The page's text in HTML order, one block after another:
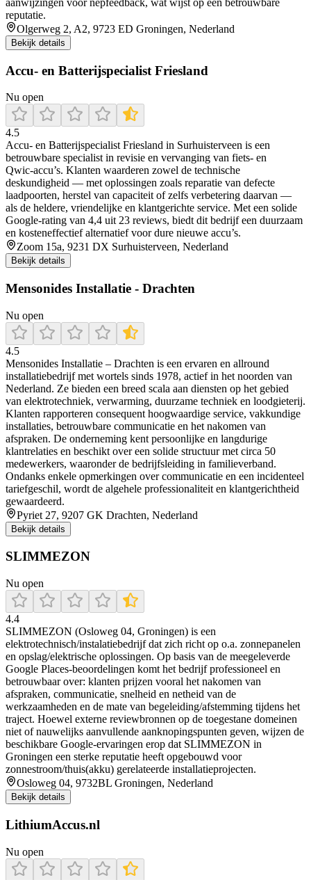
reputatie.
Olgerweg 2, A2, 9723 ED Groningen, Nederland
Bekijk details
Accu- en Batterijspecialist Friesland
Nu open
4.5
Accu‑ en Batterijspecialist Friesland in Surhuisterveen is een
betrouwbare specialist in revisie en vervanging van fiets‑ en
Qwic‑accu’s. Klanten waarderen zowel de technische
deskundigheid — met oplossingen zoals reparatie van defecte
laadpoorten, herstel van capaciteit of zelfs verbetering daarvan —
als de heldere, vriendelijke en klantgerichte service. Met een solide
Google‑rating van 4,4 uit 23 reviews, biedt dit bedrijf een duurzaam
en kosteneffectief alternatief voor dure nieuwe accu’s.
Zoom 15a, 9231 DX Surhuisterveen, Nederland
Bekijk details
Mensonides Installatie - Drachten
Nu open
4.5
Mensonides Installatie – Drachten is een ervaren en allround
installatiebedrijf met wortels sinds 1978, actief in het noorden van
Nederland. Ze bieden een breed scala aan diensten op het gebied
van elektrotechniek, verwarming, duurzame techniek en loodgieterij.
Klanten rapporteren consequent hoogwaardige service, vakkundige
installaties, betrouwbare communicatie en het nakomen van
afspraken. De onderneming kent persoonlijke en langdurige
klantrelaties en beschikt over een solide structuur met circa 50
medewerkers, waaronder de bedrijfsleiding in familieverband.
Ondanks enkele opmerkingen over communicatie en een incidenteel
tariefgeschil, wordt de algehele professionaliteit en klantgerichtheid
gewaardeerd.
Pyriet 27, 9207 GK Drachten, Nederland
Bekijk details
SLIMMEZON
Nu open
4.4
SLIMMEZON (Osloweg 04, Groningen) is een
elektrotechnisch/instalatiebedrijf dat zich richt op o.a. zonnepanelen
en opslag/elektrische oplossingen. Op basis van de meegeleverde
Google Places-beoordelingen komt het bedrijf professioneel en
betrouwbaar over: klanten prijzen vooral het nakomen van
afspraken, communicatie, snelheid en netheid van de
werkzaamheden en de mate van begeleiding/afstemming tijdens het
traject. Hoewel externe reviewbronnen op de toegestane domeinen
niet of nauwelijks aanvullende aanknopingspunten geven, wijzen de
beschikbare Google-ervaringen erop dat SLIMMEZON in
Groningen een sterke reputatie heeft opgebouwd voor
zonnestroom/thuis(akku) gerelateerde installatieprojecten.
Osloweg 04, 9732BL Groningen, Nederland
Bekijk details
LithiumAccus.nl
Nu open